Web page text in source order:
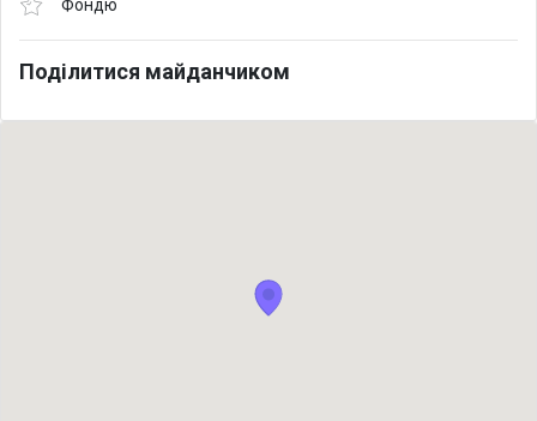
Фондю
Поділитися майданчиком